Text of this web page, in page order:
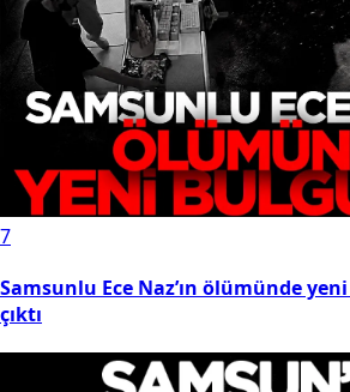
7
Samsunlu Ece Naz’ın ölümünde
çıktı